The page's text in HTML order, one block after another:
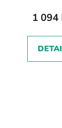
1 094